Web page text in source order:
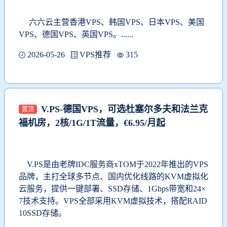
六六云主营香港VPS、韩国VPS、日本VPS、美国
VPS、德国VPS、英国VPS。......
2026-05-26 VPS推荐 315
置顶
V.PS-德国VPS，可选杜塞尔多夫和法兰克
福机房，2核/1G/1T流量，€6.95/月起
V.PS是由老牌IDC服务商xTOM于2022年推出的VPS
品牌，主打全球多节点、国内优化线路的KVM虚拟化
云服务，提供一键部署、SSD存储、1Gbps带宽和24×
7技术支持。VPS全部采用‌KVM虚拟技术‌，搭配‌RAID
10SSD存储。